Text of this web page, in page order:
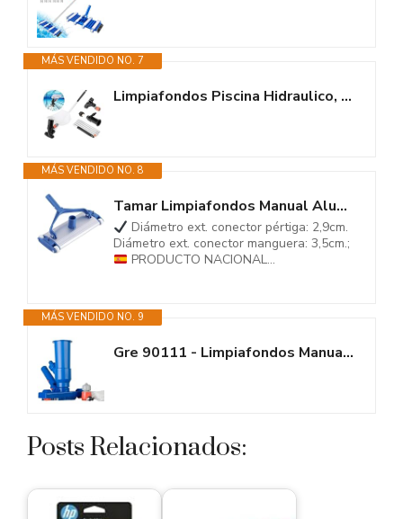
MÁS VENDIDO NO. 7
Limpiafondos Piscina Hidraulico, Aspiradora Piscina Pequeña, Kit Limpieza...
MÁS VENDIDO NO. 8
Tamar Limpiafondos Manual Aluminio, Cepillo de Arrastre, Cepillo para...
Diámetro ext. conector pértiga: 2,9cm.
Diámetro ext. conector manguera: 3,5cm.;
PRODUCTO NACIONAL...
MÁS VENDIDO NO. 9
Gre 90111 - Limpiafondos Manual Micro Ventury. Necesario conectar a...
Posts Relacionados: